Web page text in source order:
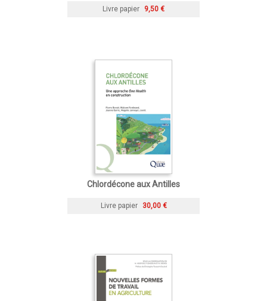
Livre papier 9,50 €
Chlordécone aux Antilles
Livre papier 30,00 €